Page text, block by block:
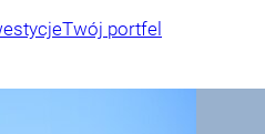
Twój portfel